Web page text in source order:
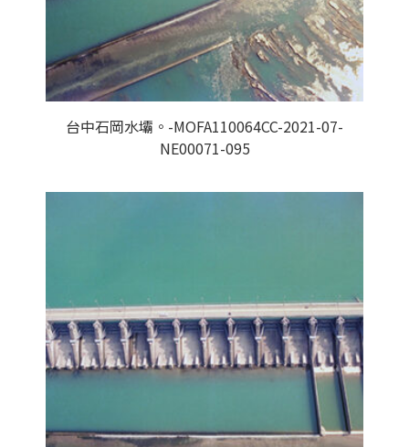
台中石岡水壩。-MOFA110064CC-2021-07-
NE00071-095